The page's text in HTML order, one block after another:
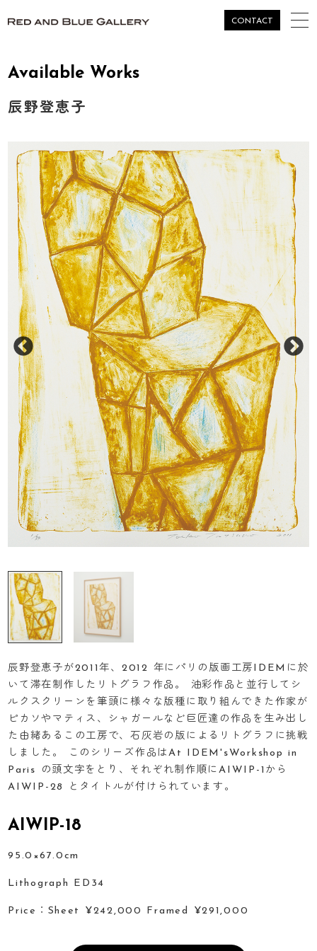
CONTACT
Available Works
辰野登恵子
辰野登恵子が2011年、2012 年にパリの版画工房IDEMに於
いて滞在制作したリトグラフ作品。 油彩作品と並行してシ
ルクスクリーンを筆頭に様々な版種に取り組んできた作家が
ピカソやマティス、シャガールなど巨匠達の作品を生み出し
た由緒あるこの工房で、石灰岩の版によるリトグラフに挑戦
しました。 このシリーズ作品はAt IDEM'sWorkshop in
Paris の頭文字をとり、それぞれ制作順にAIWIP-1から
AIWIP-28 とタイトルが付けられています。
AIWIP-18
95.0×67.0cm
Lithograph ED34
Price：Sheet ¥242,000 Framed ¥291,000